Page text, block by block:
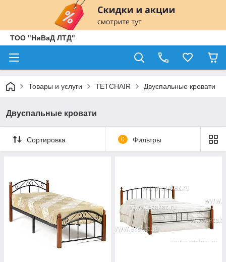
ТОО "НиВаД ЛТД"
Товары и услуги TETCHAIR Двуспальные кровати
Двуспальные кровати
Сортировка 0 Фильтры